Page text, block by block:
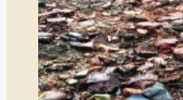
Lingga
1913